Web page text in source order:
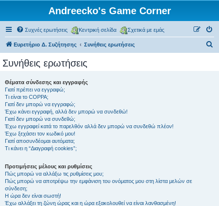
Andreecko's Game Corner
Συχνές ερωτήσεις Κεντρική σελίδα Σχετικά με εμάς
Ευρετήριο Δ. Συζήτησης Συνήθεις ερωτήσεις
Συνήθεις ερωτήσεις
Θέματα σύνδεσης και εγγραφής
Γιατί πρέπει να εγγραφώ;
Τι είναι το COPPA;
Γιατί δεν μπορώ να εγγραφώ;
Έχω κάνει εγγραφή, αλλά δεν μπορώ να συνδεθώ!
Γιατί δεν μπορώ να συνδεθώ;
Έχω εγγραφεί κατά το παρελθόν αλλά δεν μπορώ να συνδεθώ πλέον!
Έχω ξεχάσει τον κωδικό μου!
Γιατί αποσυνδέομαι αυτόματα;
Τι κάνει η “Διαγραφή cookies”;
Προτιμήσεις μέλους και ρυθμίσεις
Πώς μπορώ να αλλάξω τις ρυθμίσεις μου;
Πώς μπορώ να αποτρέψω την εμφάνιση του ονόματος μου στη λίστα μελών σε
σύνδεση;
Η ώρα δεν είναι σωστή!
Έχω αλλάξει τη ζώνη ώρας και η ώρα εξακολουθεί να είναι λανθασμένη!